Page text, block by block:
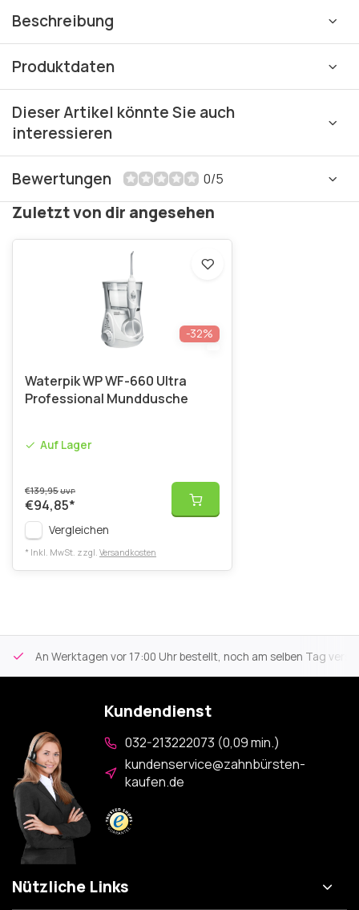
Beschreibung
Produktdaten
Dieser Artikel könnte Sie auch
interessieren
Bewertungen 0/5
Zuletzt von dir angesehen
-32%
Waterpik WP WF-660 Ultra
Professional Munddusche
Auf Lager
€139,95UVP
€94,85*
Vergleichen
* Inkl. MwSt. zzgl. Versandkosten
An Werktagen vor 17:00 Uhr bestellt, noch am selben Tag
Kundendienst
032-213222073 (0,09 min.)
kundenservice@zahnbürsten-
kaufen.de
Nützliche Links